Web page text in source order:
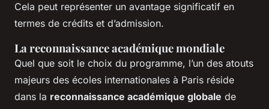
Cela peut représenter un avantage significatif en
termes de crédits et d’admission.
La reconnaissance académique mondiale
Quel que soit le choix du programme, l’un des atouts
majeurs des écoles internationales à Paris réside
dans la reconnaissance académique globale de